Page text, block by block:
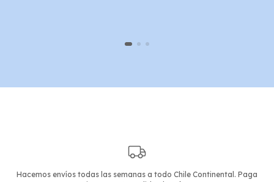
Hacemos envíos todas las semanas a todo Chile Continental. Paga